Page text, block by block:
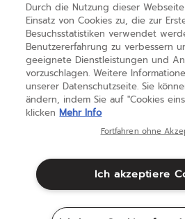
HILFE
ÜBER UNS
(deutsch)
Durch die Nutzung dieser
Einsatz von Cookies zu, die zur
Besuchsstatistiken verwendet
Benutzererfahrung zu verbessern
geeignete Dienstleistungen und
vorzuschlagen. Weitere
unserer Datenschutzseite. Sie
ändern, indem Sie auf "Cookies
klicken Mehr Info
Fortfahren ohne
Ich akzeptiere